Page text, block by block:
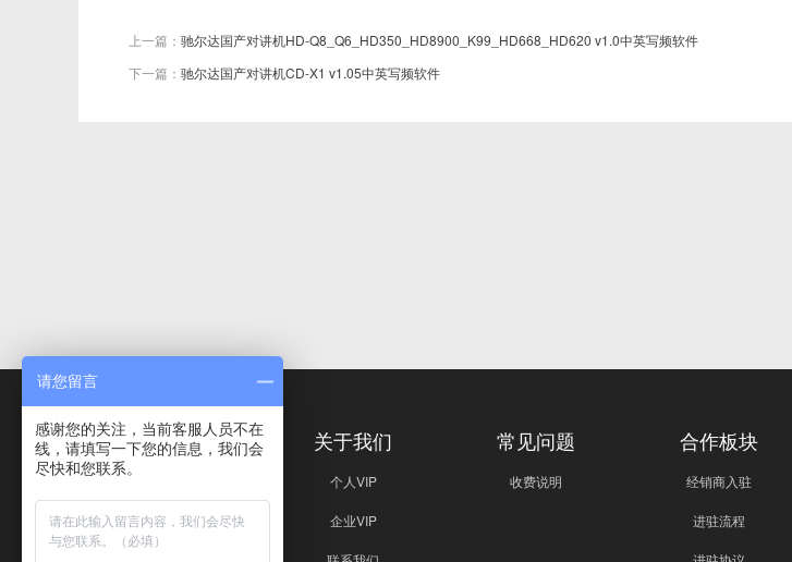
上一篇： 驰尔达国产对讲机HD-Q8_Q6_HD350_HD8900_K99_HD668_HD620 v1.0中英写频软件
下一篇： 驰尔达国产对讲机CD-X1 v1.05中英写频软件
免责声明 关于我们
个人VIP
企业VIP
常见问题
收费说明
合作板块
经销商入驻
进驻流程
请您留言
感谢您的关注，当前客服人员不在
线，请填写一下您的信息，我们会
尽快和您联系。